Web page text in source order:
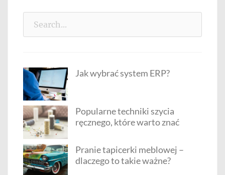
Jak wybrać system ERP?
Popularne techniki szycia
ręcznego, które warto znać
Pranie tapicerki meblowej –
dlaczego to takie ważne?